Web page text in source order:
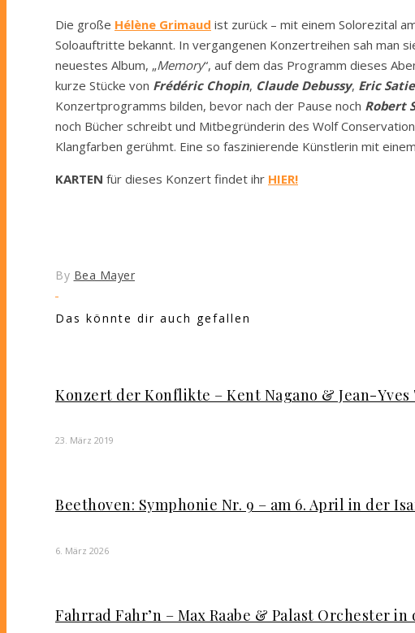
Die große Hélène Grimaud ist zurück – mit einem Solorezital
Soloauftritte bekannt. In vergangenen Konzertreihen sah man
neuestes Album, „Memory“, auf dem das Programm dieses
kurze Stücke von Frédéric Chopin, Claude Debussy, Eric Satie
Konzertprogramms bilden, bevor nach der Pause noch Robert
noch Bücher schreibt und Mitbegründerin des Wolf
Klangfarben gerühmt. Eine so faszinierende Künstlerin mit
KARTEN für dieses Konzert findet ihr HIER!
By Bea Mayer
Das könnte dir auch gefallen
Konzert der Konflikte – Kent Nagano & Jean-
23. März 2019
Beethoven: Symphonie Nr. 9 – am 6. April in der
6. März 2026
Fahrrad Fahr’n – Max Raabe & Palast Orchester